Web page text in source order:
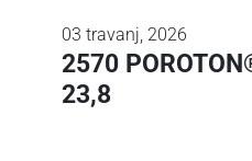
03 travanj, 2026
2570
23,8